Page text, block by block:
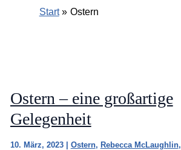
Start Ostern
Ostern – eine großartige
Gelegenheit
10. März, 2023 | Ostern, Rebecca McLaughlin,